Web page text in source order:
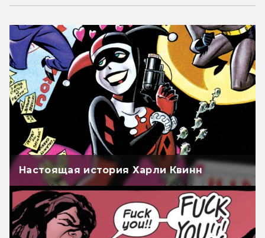
Настоящая история Харли Квинн